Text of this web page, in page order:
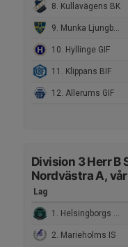
8. Kullavägens BK
9. Munka Ljungby IF
10. Hyllinge GIF
11. Klippans BIF
12. Allerums GIF
Division 3 Herr B
Nordvästra A,
Lag
1. Helsingborgs Östra IF
2. Marieholms IS